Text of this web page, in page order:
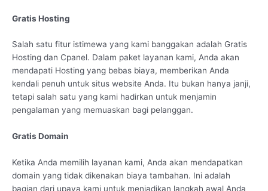
Gratis Hosting
Salah satu fitur istimewa yang kami banggakan adalah Gratis
Hosting dan Cpanel. Dalam paket layanan kami, Anda akan
mendapati Hosting yang bebas biaya, memberikan Anda
kendali penuh untuk situs website Anda. Itu bukan hanya janji,
tetapi salah satu yang kami hadirkan untuk menjamin
pengalaman yang memuaskan bagi pelanggan.
Gratis Domain
Ketika Anda memilih layanan kami, Anda akan mendapatkan
domain yang tidak dikenakan biaya tambahan. Ini adalah
bagian dari upaya kami untuk menjadikan langkah awal Anda